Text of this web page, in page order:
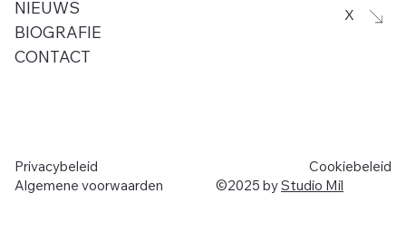
Leegstand voor site De Rhille in
Woumen vanaf 1 september. Jasper
NIEUWS
BIOGRAFIE
CONTACT
X
Privacybeleid
Algemene voorwaarden
©2025 by Studio Mil
Cookiebeleid